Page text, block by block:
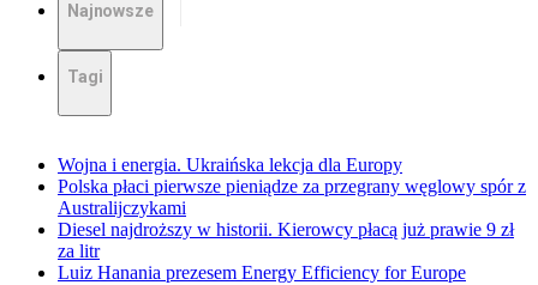
Najnowsze
Tagi
Wojna i energia. Ukraińska lekcja dla Europy
Polska płaci pierwsze pieniądze za przegrany węglowy spór z
Australijczykami
Diesel najdroższy w historii. Kierowcy płacą już prawie 9 zł
za litr
Luiz Hanania prezesem Energy Efficiency for Europe